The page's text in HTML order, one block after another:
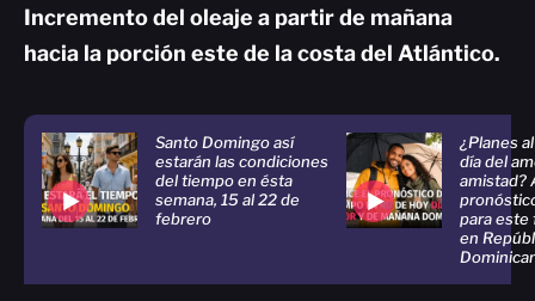
Incremento del oleaje a partir de mañana
hacia la porción este de la costa del Atlántico.
Santo Domingo así
estarán las condiciones
del tiempo en ésta
semana, 15 al 22 de
febrero
¿Planes
día del
amistad?
para este
en